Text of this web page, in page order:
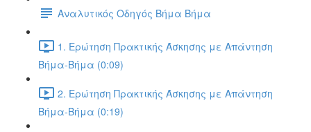
Αναλυτικός Οδηγός Βήμα Βήμα
1. Ερώτηση Πρακτικής Άσκησης με Απάντηση
Βήμα-Βήμα (0:09)
2. Ερώτηση Πρακτικής Άσκησης με Απάντηση
Βήμα-Βήμα (0:19)